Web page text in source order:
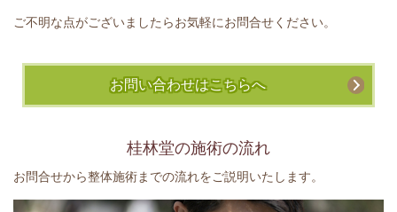
ご不明な点がございましたらお気軽にお問合せください。
お問い合わせはこちらへ
桂林堂の施術の流れ
お問合せから整体施術までの流れをご説明いたします。